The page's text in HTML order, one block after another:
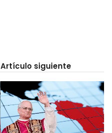
Artículo siguiente